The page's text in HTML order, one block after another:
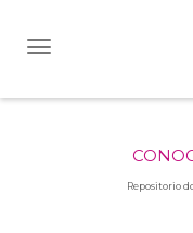
Repositorio